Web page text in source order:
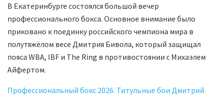
В Екатеринбурге состоялся большой вечер
профессионального бокса. Основное внимание было
приковано к поединку российского чемпиона мира в
полутяжёлом весе Дмитрия Бивола, который защищал
пояса WBA, IBF и The Ring в противостоянии с Михаэлем
Айфертом.
Профессиональный бокс 2026. Титульные бои Дмитрий